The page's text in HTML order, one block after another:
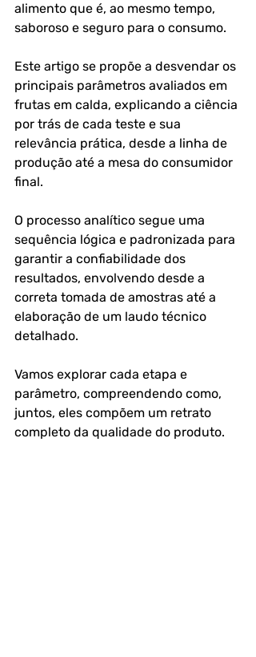
alimento que é, ao mesmo tempo,
saboroso e seguro para o consumo.
Este artigo se propõe a desvendar os
principais parâmetros avaliados em
frutas em calda, explicando a ciência
por trás de cada teste e sua
relevância prática, desde a linha de
produção até a mesa do consumidor
final.
O processo analítico segue uma
sequência lógica e padronizada para
garantir a confiabilidade dos
resultados, envolvendo desde a
correta tomada de amostras até a
elaboração de um laudo técnico
detalhado.
Vamos explorar cada etapa e
parâmetro, compreendendo como,
juntos, eles compõem um retrato
completo da qualidade do produto.